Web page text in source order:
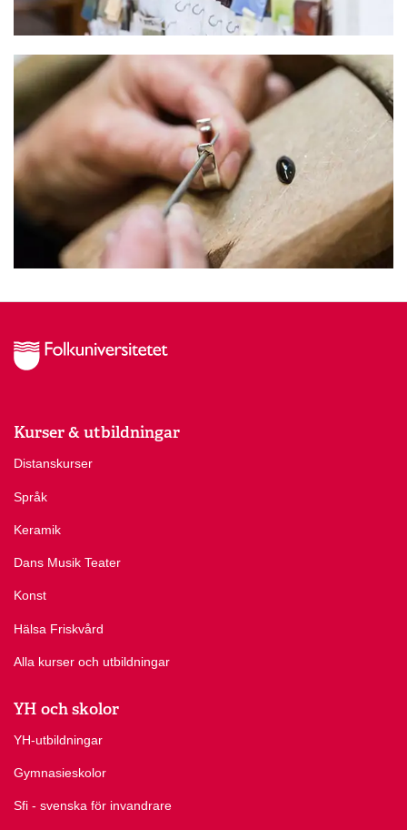
Kurser & utbildningar
Distanskurser
Språk
Keramik
Dans Musik Teater
Konst
Hälsa Friskvård
Alla kurser och utbildningar
YH och skolor
YH-utbildningar
Gymnasieskolor
Sfi - svenska för invandrare